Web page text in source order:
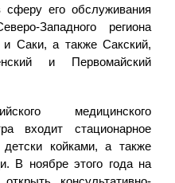
сферу его обслуживания
Западного региона
Саки, а также Сакский,
и Первомайский
медицинского
входит стационарное
койками, а также
В ноябре этого года на